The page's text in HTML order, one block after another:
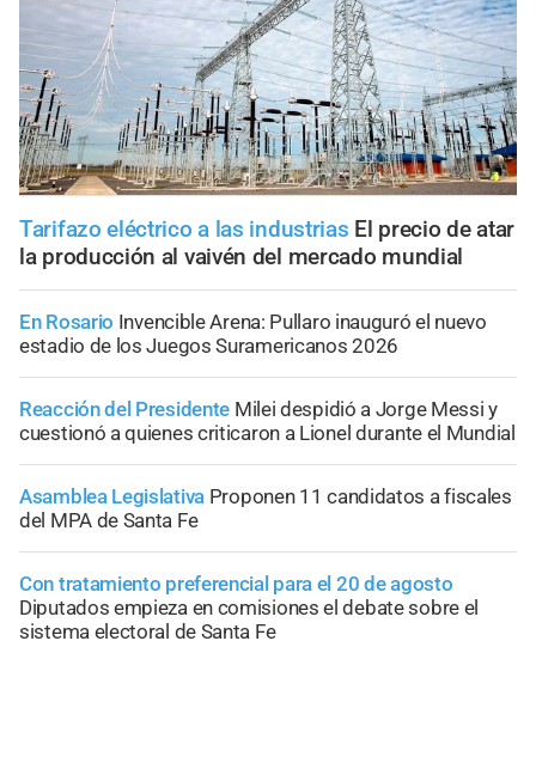
Tarifazo eléctrico a las industrias El precio de atar
la producción al vaivén del mercado mundial
En Rosario Invencible Arena: Pullaro inauguró el nuevo
estadio de los Juegos Suramericanos 2026
Reacción del Presidente Milei despidió a Jorge Messi y
cuestionó a quienes criticaron a Lionel durante el Mundial
Asamblea Legislativa Proponen 11 candidatos a fiscales
del MPA de Santa Fe
Con tratamiento preferencial para el 20 de agosto
Diputados empieza en comisiones el debate sobre el
sistema electoral de Santa Fe